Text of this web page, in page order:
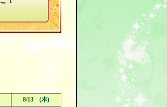
8/13 (木)